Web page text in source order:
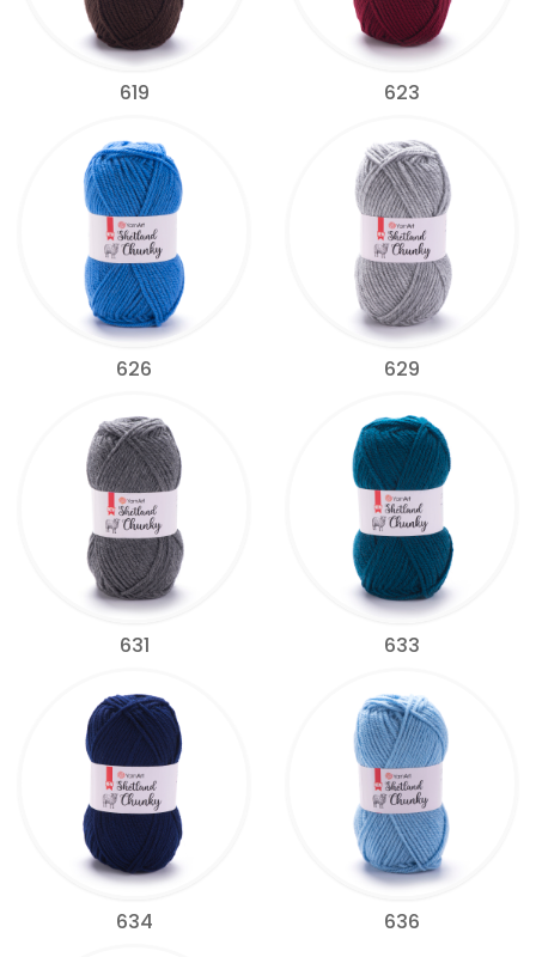
619 623
626 629
631 633
634 636